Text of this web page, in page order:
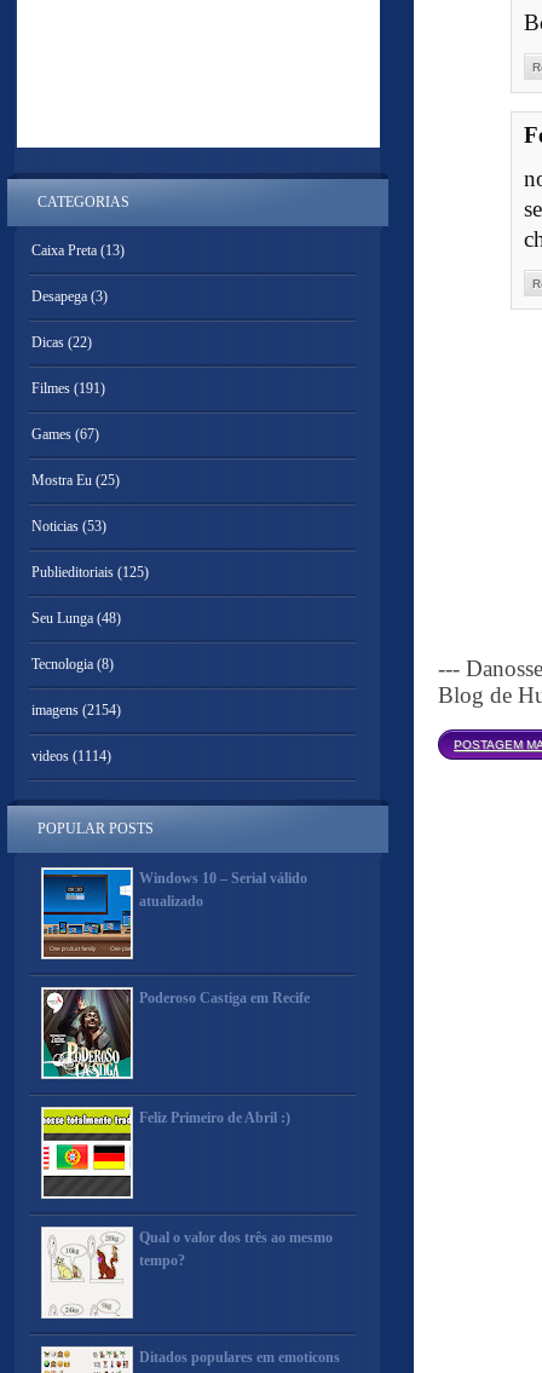
---
Blog de
POSTAGEM
CATEGORIAS
Caixa Preta (13)
Desapega (3)
Dicas (22)
Filmes (191)
Games (67)
Mostra Eu (25)
Noticias (53)
Publieditoriais (125)
Seu Lunga (48)
Tecnologia (8)
imagens (2154)
videos (1114)
POPULAR POSTS
Windows 10 – Serial válido
atualizado
Poderoso Castiga em Recife
Feliz Primeiro de Abril :)
Qual o valor dos três ao mesmo
tempo?
Ditados populares em emoticons